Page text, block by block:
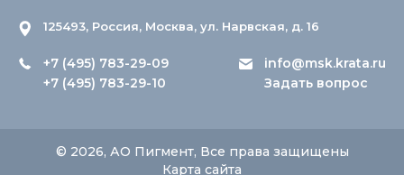
125493, Россия, Москва, ул. Нарвская, д. 16
+7 (495) 783-29-09
+7 (495) 783-29-10
info@msk.krata.ru
Задать вопрос
© 2026, АО Пигмент, Все права защищены
Карта сайта